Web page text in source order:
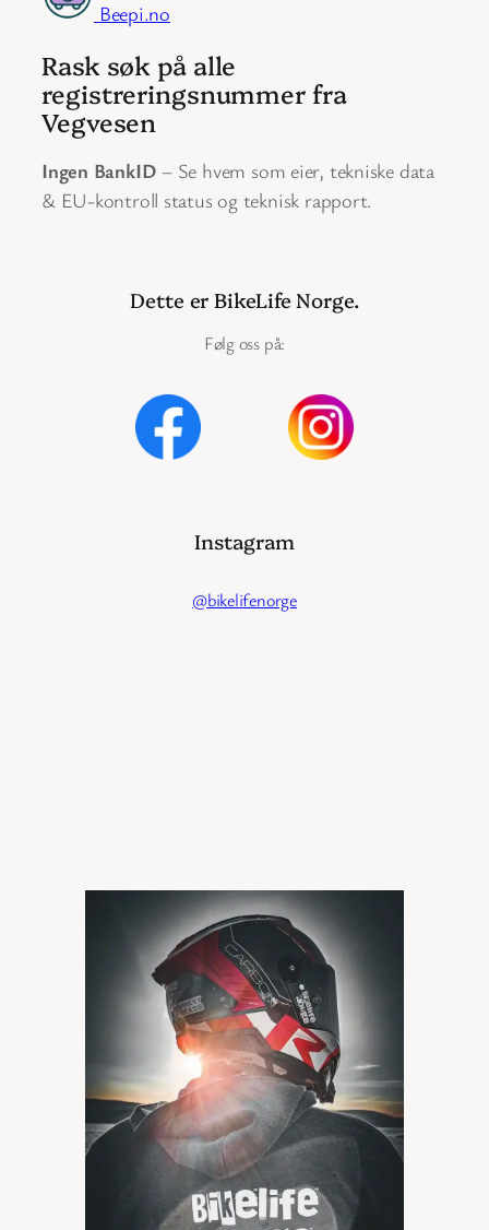
Beepi.no
Rask søk på alle
registreringsnummer fra
Vegvesen
Ingen BankID – Se hvem som eier, tekniske data
& EU-kontroll status og teknisk rapport.
Dette er BikeLife Norge.
Følg oss på:
Instagram
@bikelifenorge